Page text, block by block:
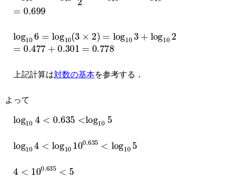
0.699
log 106 log 103 log 3 log
2
0.477+ 0.301 0.778
上記計算は対数の基本を参考する．
よって
log 4 0.635< log 5
log 104 log 100.635 < 10
4 10 0.635 5